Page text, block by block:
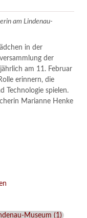
am Lindenau-
in der
der
am 11. Februar
erinnern, die
Technologie spielen.
Marianne Henke
Museum (1 )